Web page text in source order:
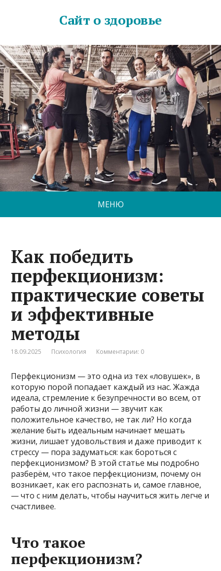
Сайт о здоровье
МЕНЮ
Как победить
перфекционизм:
практические советы
и эффективные
методы
18.09.2025 Психология Комментарии: 0
Перфекционизм — это одна из тех «ловушек», в
которую порой попадает каждый из нас. Жажда
идеала, стремление к безупречности во всем, от
работы до личной жизни — звучит как
положительное качество, не так ли? Но когда
желание быть идеальным начинает мешать
жизни, лишает удовольствия и даже приводит к
стрессу — пора задуматься: как бороться с
перфекционизмом? В этой статье мы подробно
разберём, что такое перфекционизм, почему он
возникает, как его распознать и, самое главное,
— что с ним делать, чтобы научиться жить легче и
счастливее.
Что такое
перфекционизм?